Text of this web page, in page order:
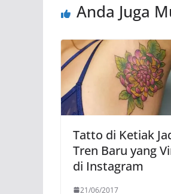
Anda Juga
Tatto di Ketiak
Tren Baru yang
di Instagram
21/06/2017